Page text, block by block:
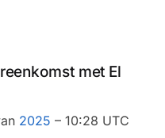
met El
2025 – 10:28 UTC